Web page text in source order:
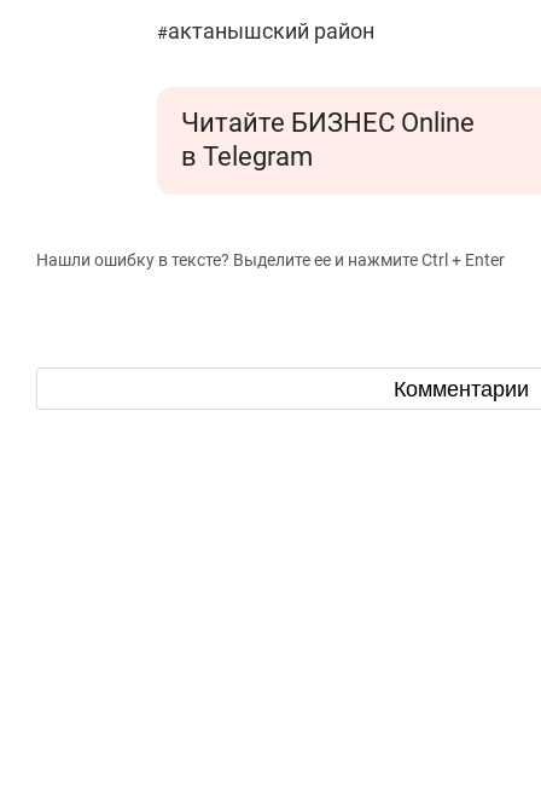
#актанышский район
Читайте БИЗНЕС Online
в Telegram
Нашли ошибку в тексте? Выделите ее и нажмите Ctrl + Enter
Комментарии